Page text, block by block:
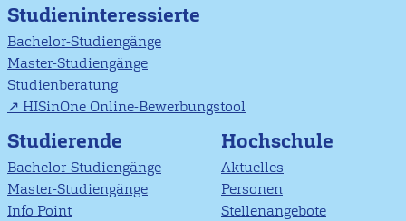
Studieninteressierte
Bachelor-Studiengänge
Master-Studiengänge
Studienberatung
HISinOne Online-Bewerbungstool
Studierende
Bachelor-Studiengänge
Master-Studiengänge
Info Point
Hochschule
Aktuelles
Personen
Stellenangebote